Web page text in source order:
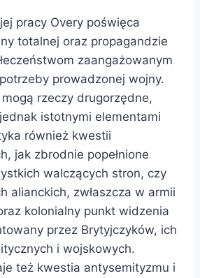
pracy Overy poświęca
totalnej oraz propagandzie
zaangażowanym
prowadzonej wojny.
rzeczy drugorzędne,
istotnymi elementami
również kwestii
jak zbrodnie popełnione
walczących stron, czy
alianckich, zwłaszcza w armii
kolonialny punkt widzenia
przez Brytyjczyków, ich
i wojskowych.
też kwestia antysemityzmu i